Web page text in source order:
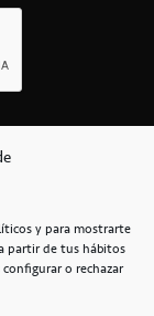
y para mostrarte
partir de tus hábitos
o rechazar